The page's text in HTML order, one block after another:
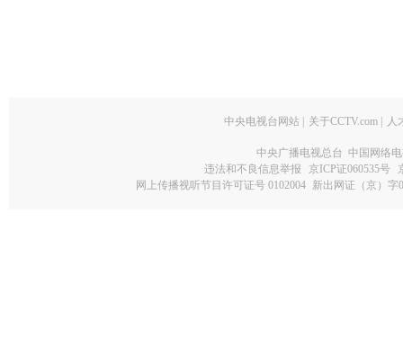
中央电视台网站 关于CCTV.com 人
中央广播电视总台 中国网络
违法和不良信息举报
京ICP证060535号
网上传播视听节目许可证号 0102004 新出网证（京）